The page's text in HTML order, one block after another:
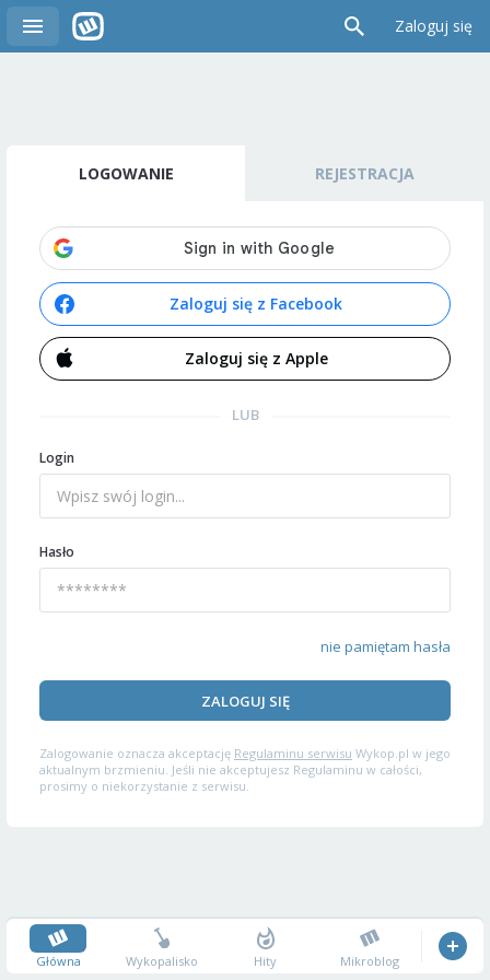
Zaloguj się
LOGOWANIE REJESTRACJA
Zaloguj się z Facebook
Zaloguj się z Apple
LUB
Login
Hasło
nie pamiętam hasła
ZALOGUJ SIĘ
Zalogowanie oznacza akceptację Regulaminu serwisu Wykop.pl w jego
aktualnym brzmieniu. Jeśli nie akceptujesz Regulaminu w całości,
prosimy o niekorzystanie z serwisu.
Główna Wykopalisko Hity Mikroblog